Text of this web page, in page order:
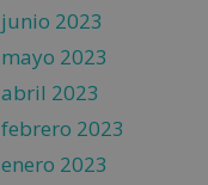
junio 2023
mayo 2023
abril 2023
febrero 2023
enero 2023